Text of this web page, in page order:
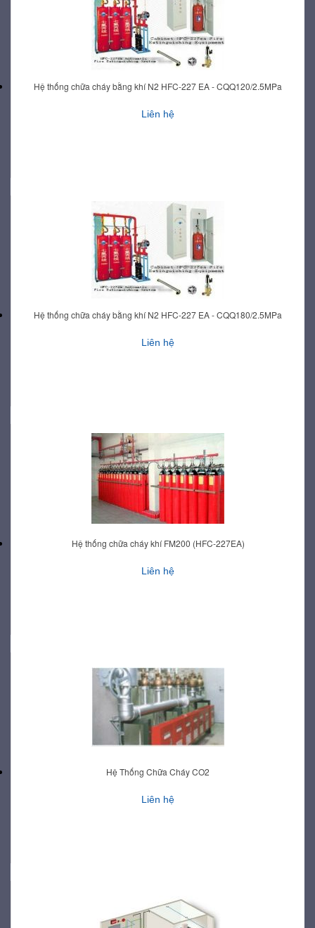
Hệ thống chữa cháy bằng khí N2 HFC-227 EA - CQQ120/2.5MPa
Liên hệ
Hệ thống chữa cháy bằng khí N2 HFC-227 EA - CQQ180/2.5MPa
Liên hệ
Hệ thống chữa cháy khí FM200 (HFC-227EA)
Liên hệ
Hệ Thống Chữa Cháy CO2
Liên hệ